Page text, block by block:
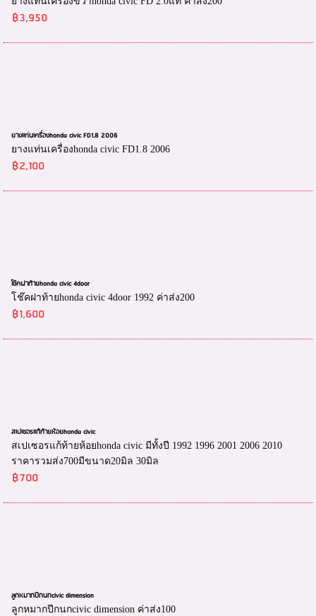
฿3,950
ยางแท่นเครื่องhonda civic FD1.8 2006
ยางแท่นเครื่องhonda civic FD1.8 2006
฿2,100
โช๊คฝาท้ายhonda civic 4door
โช๊คฝาท้ายhonda civic 4door 1992 ค่าส่ง200
฿1,600
สเปเซอรแก้ท้ายห้อยhonda civic
สเปเซอรแก้ท้ายห้อยhonda civic มีทั้งปี 1992 1996 2001 2006 2010
ราคารวมส่ง700มีขนาด20มิล 30มิล
฿700
ลูกหมากปีกนกcivic dimension
ลูกหมากปีกนกcivic dimension ค่าส่ง100